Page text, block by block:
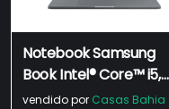
Notebook Samsung
Book Intel® Core™ i5,
8GB, 256GB SSD, Intel
vendido por Casas Bahia